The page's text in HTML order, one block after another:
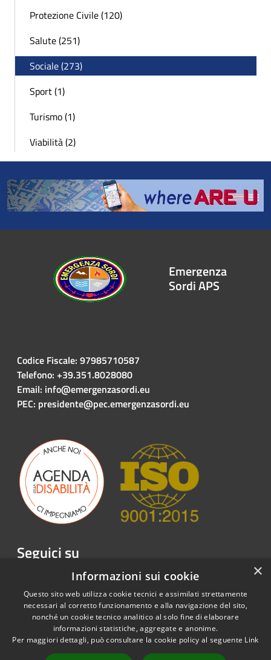
Protezione Civile (120)
Salute (251)
Sociale (273)
Sport (1)
Turismo (1)
Viabilità (2)
Emergenza
Sordi APS
Codice Fiscale: 97985710587
Telefono: +39.351.8028080
Email: info@emergenzasordi.eu
PEC: presidente@pec.emergenzasordi.eu
Seguici su
FacebookTwitterYoutubeInstagramLinkedInTelegram
Accessibilità
Copyright © 2026 • Emergenza
Sordi APS • Powered by
×
Informazioni sui cookie
Questo sito web utilizza cookie tecnici e assimilati strettamente
necessari al corretto funzionamento e alla navigazione del sito,
nonché un cookie tecnico analitico al solo fine di elaborare
informazioni statistiche, aggregate e anonime.
Per maggiori dettagli, può consultare la cookie policy al seguente Link